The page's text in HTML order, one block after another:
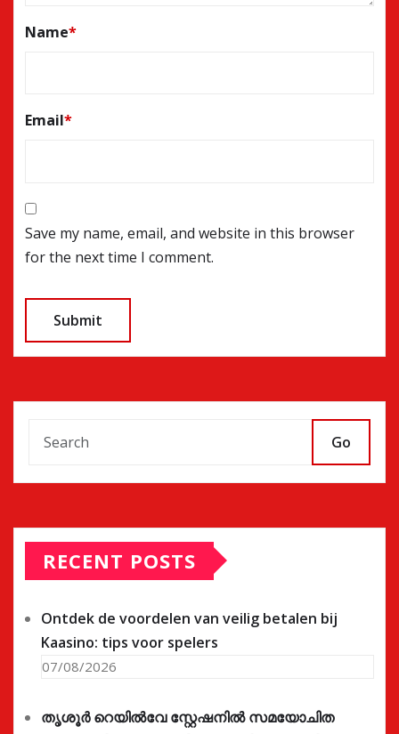
Name*
Email*
Save my name, email, and website in this browser
for the next time I comment.
Go
RECENT POSTS
Ontdek de voordelen van veilig betalen bij
Kaasino: tips voor spelers
07/08/2026
തൃശൂർ റെയിൽവേ സ്റ്റേഷനിൽ സമയോചിത